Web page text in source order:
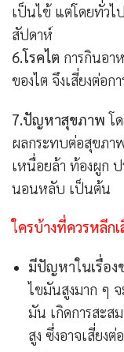
เป็นไข้ แต่โดยทั่วไ
สัปดาห์
6.โรคไต การกินอา
ของไต จึงเสี่ยงต่อก
7.ปัญหาสุขภาพ โ
ผลกระทบต่อสุขภา
เหนื่อยล้า ท้องผูก
นอนหลับ เป็นต้น
ใครบ้างที่ควรหลีก
มีปัญหาในเรื่อง
ไขมันสูงมาก ๆ
มัน เกิดการสะส
สูง ซึ่งอาจเสี่ยงต่